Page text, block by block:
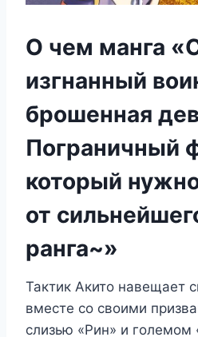
О чем манга
изгнанный
брошенная
Пограничный
который
от
ранга~»
Тактик Акито навещает
вместе со своими
слизью «Рин» и големом